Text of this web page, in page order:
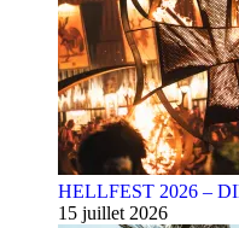
HELLFEST 2026 –
15 juillet 2026